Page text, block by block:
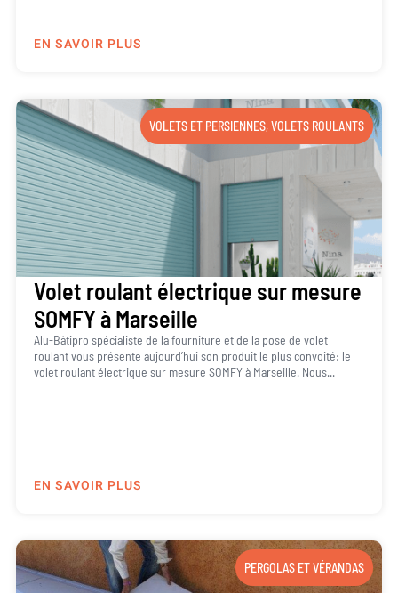
EN SAVOIR PLUS
VOLETS ET PERSIENNES,VOLETS ROULANTS
Volet roulant électrique sur mesure
SOMFY à Marseille
Alu-Bâtipro spécialiste de la fourniture et de la pose de volet
roulant vous présente aujourd’hui son produit le plus convoité: le
volet roulant électrique sur mesure SOMFY à Marseille. Nous...
EN SAVOIR PLUS
PERGOLAS ET VÉRANDAS